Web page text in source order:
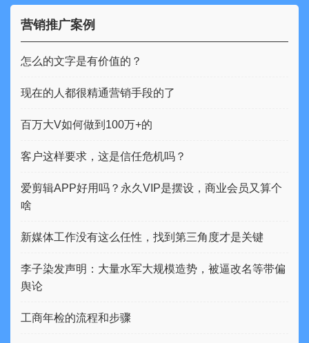
营销推广案例
怎么的文字是有价值的？
现在的人都很精通营销手段的了
百万大V如何做到100万+的
客户这样要求，这是信任危机吗？
爱剪辑APP好用吗？永久VIP是摆设，商业会员又算个
啥
新媒体工作没有这么任性，找到第三角度才是关键
李子染发声明：大量水军大规模造势，被逼改名等带偏
舆论
工商年检的流程和步骤